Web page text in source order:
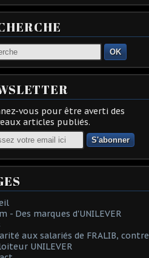
OK
vous pour être averti des
articles publiés.
- Des marques d'UNILEVER
aux salariés de FRALIB, contre
UNILEVER